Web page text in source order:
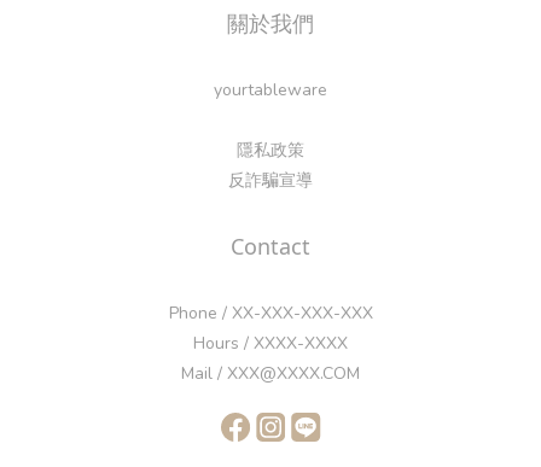
關於我們
yourtableware
隱私政策
反詐騙宣導
Contact
Phone / XX-XXX-XXX-XXX
Hours / XXXX-XXXX
Mail / XXX@XXXX.COM